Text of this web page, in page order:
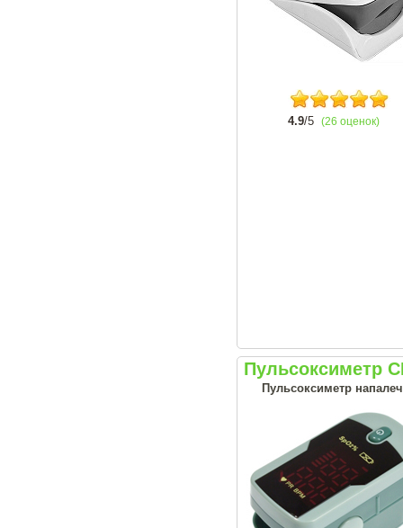
4.9/5 (26 оценок)
Пульсоксиметр
Пульсоксиметр